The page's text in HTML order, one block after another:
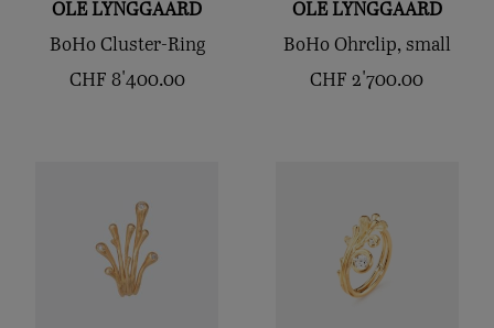
OLE LYNGGAARD
BoHo Cluster-Ring
CHF 8'400.00
OLE LYNGGAARD
BoHo Ohrclip, small
CHF 2'700.00